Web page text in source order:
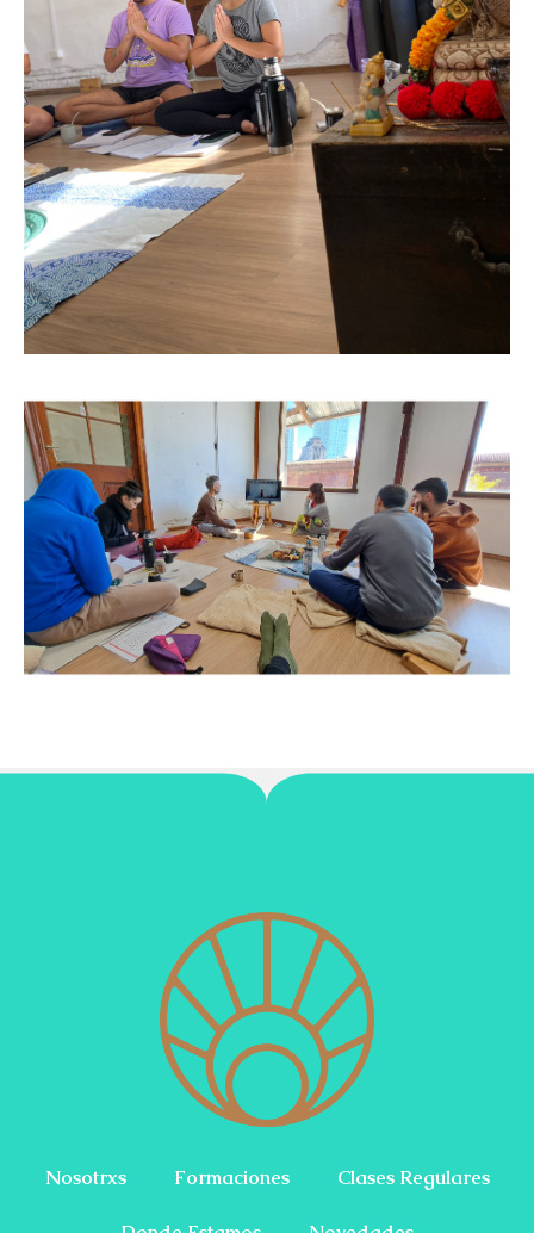
Nosotrxs Formaciones Clases Regulares